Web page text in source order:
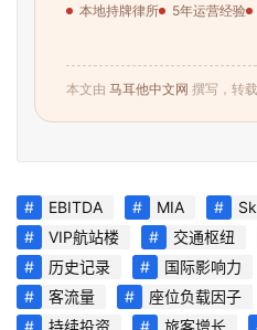
本地持牌律所 5年运营经验
本文由 马耳他中文网 撰写，转
EBITDA MIA
VIP航站楼
交通枢纽
历史记录
国际影响力
客流量
座位负载因子